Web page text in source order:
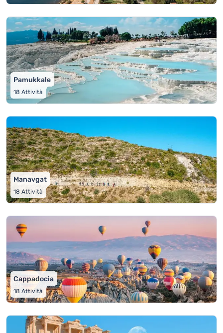
Pamukkale
18 Attività
Manavgat
18 Attività
Cappadocia
18 Attività